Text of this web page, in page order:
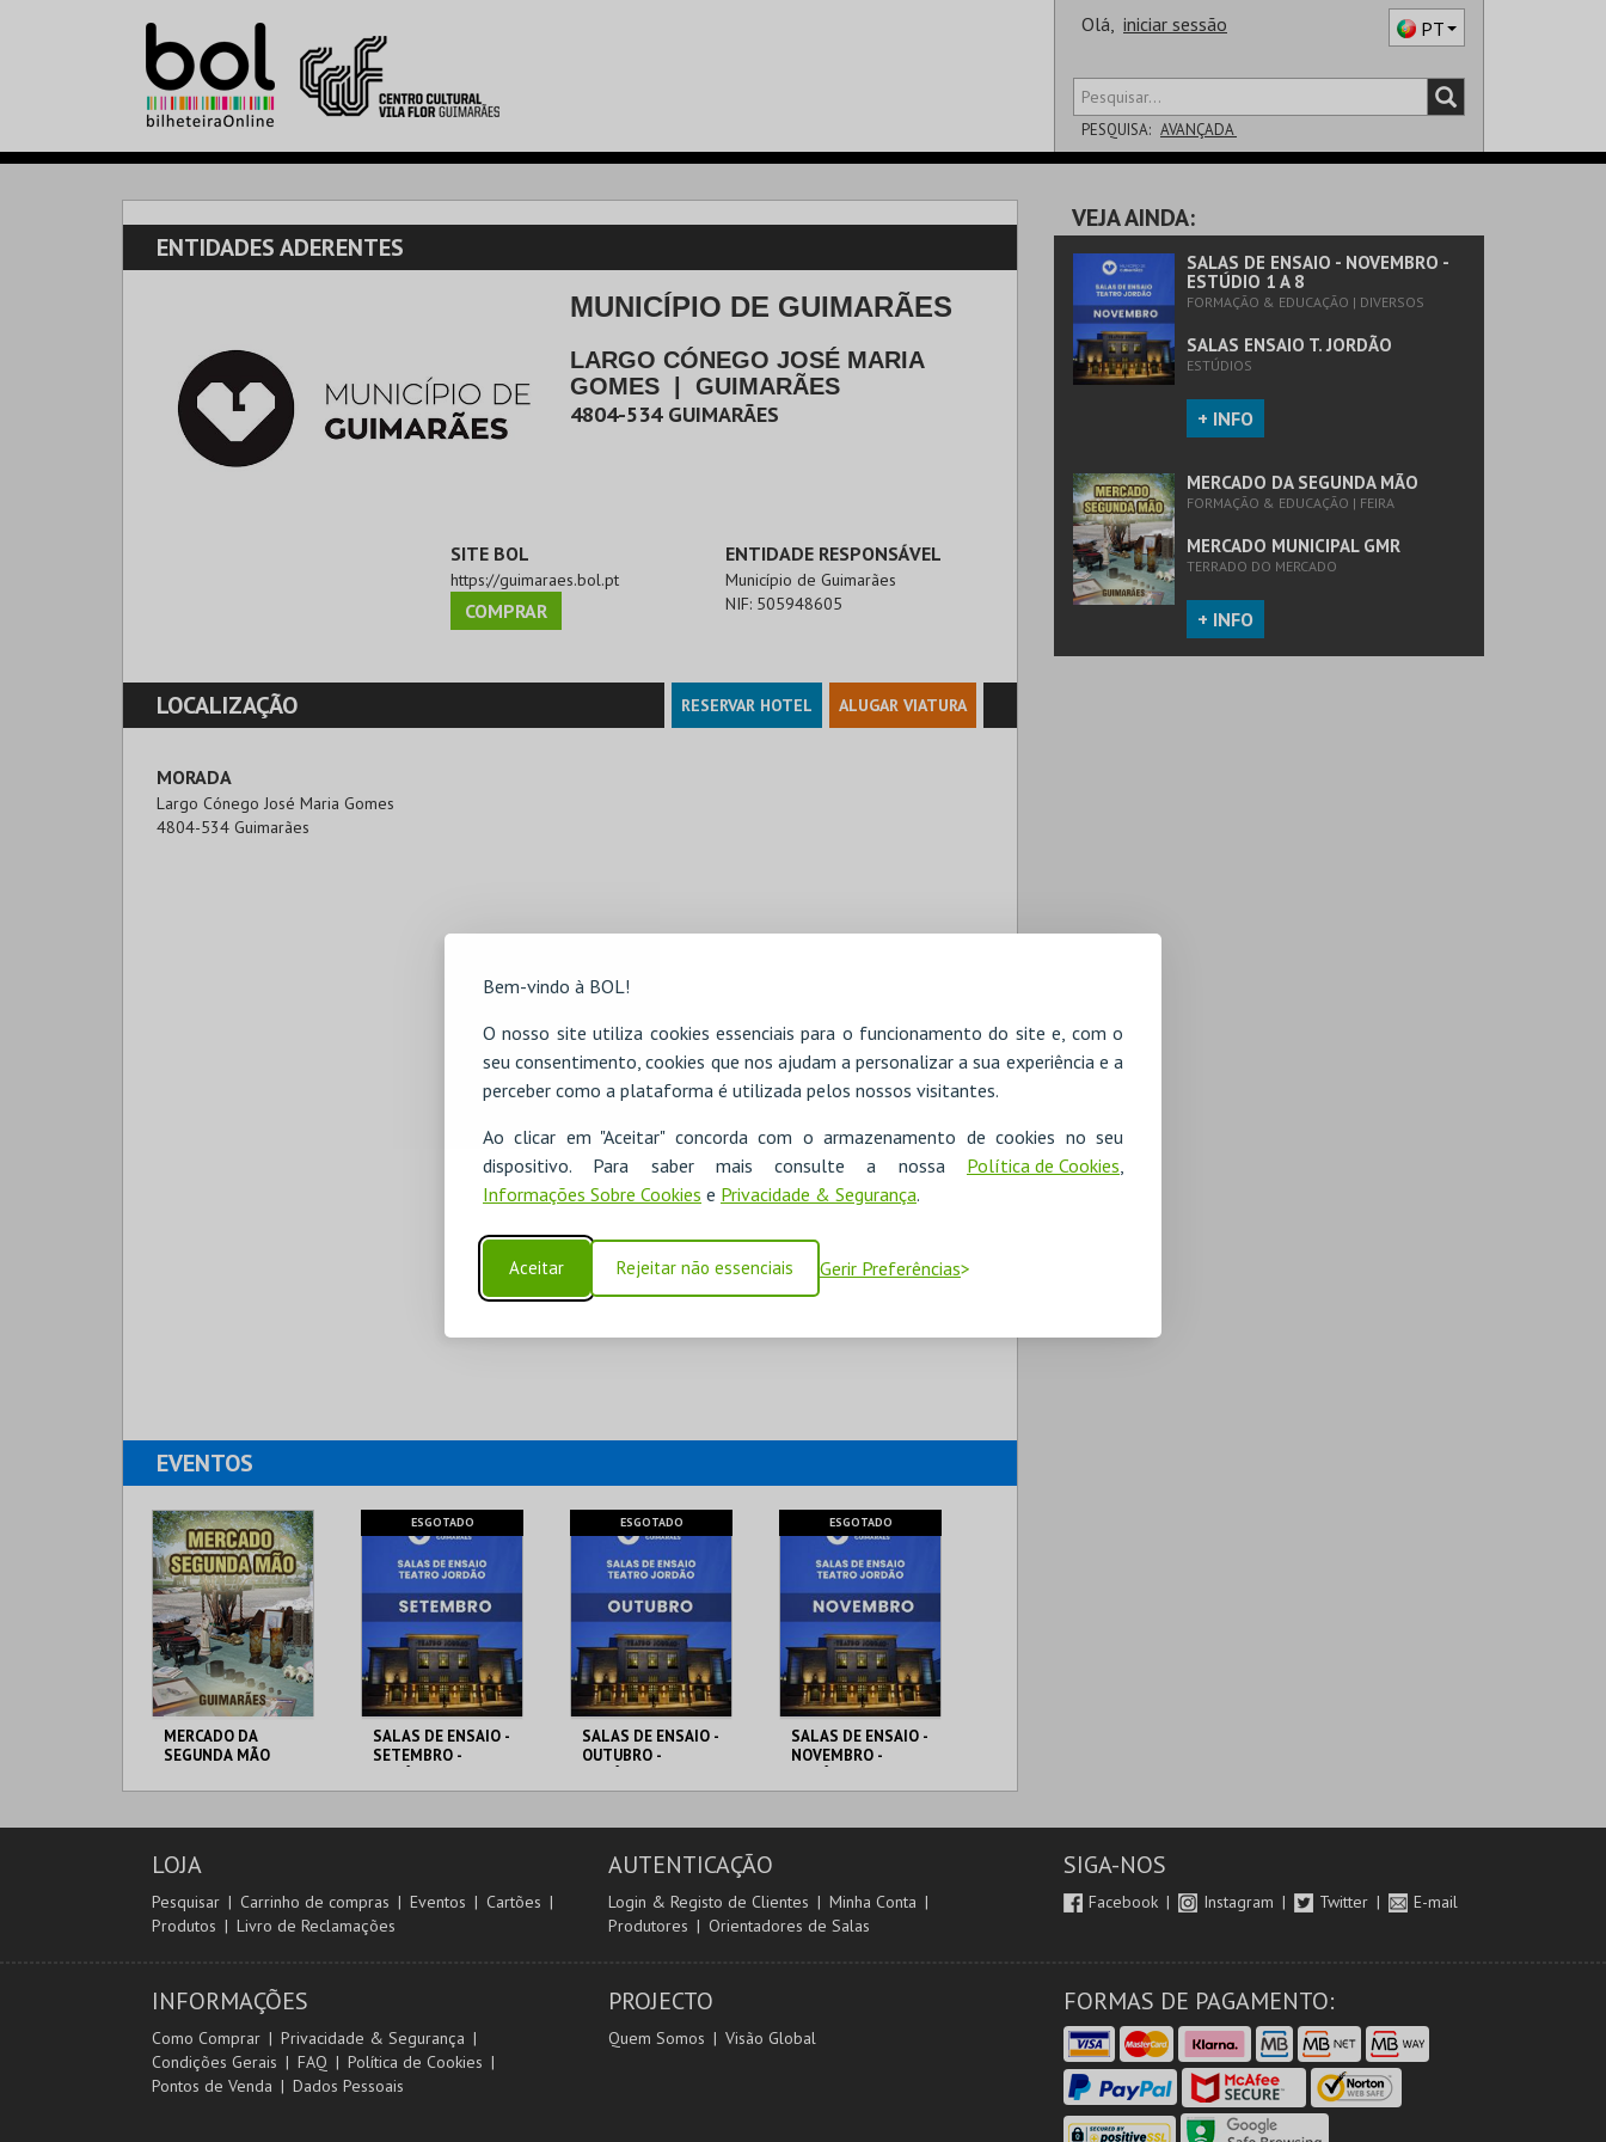
Bem-vindo à BOL!
O nosso site utiliza cookies essenciais para o funcionamento do site e, com o
seu consentimento, cookies que nos ajudam a personalizar a sua experiência e a
perceber como a plataforma é utilizada pelos nossos visitantes.
Ao clicar em "Aceitar" concorda com o armazenamento de cookies no seu
dispositivo. Para saber mais consulte a nossa Política de Cookies
Informações Sobre Cookies e Privacidade & Segurança.
Aceitar Rejeitar não essenciais Gerir Preferências
Olá, iniciar sessão PT
PESQUISA: AVANÇADA
SALA
ENTIDADES ADERENTES
MUNICÍPIO DE GUIMARÃES
LARGO CÓNEGO JOSÉ MARIA
GOMES
GUIMARÃES
4804-534 GUIMARÃES
SITE BOL
https://guimaraes.bol.pt
COMPRAR
ENTIDADE RESPONSÁVEL
Município de Guimarães
NIF: 505948605
LOCALIZAÇÃO RESERVAR HOTEL ALUGAR VIATURA
MORADA
Largo Cónego José Maria Gomes
4804-534 Guimarães
EVENTOS
MERCADO DA
SEGUNDA MÃO
MUNICIPAL GMR
INSCREVER
ESGOTADO
SALAS DE ENSAIO -
SETEMBRO -
JORDÃO
ESGOTADO
SALAS DE ENSAIO -
OUTUBRO -
JORDÃO
ESGOTADO
SALAS DE ENSAIO -
NOVEMBRO -
JORDÃO
VEJA AINDA:
SALAS DE ENSAIO - NOVEMBRO -
ESTÚDIO 1 A 8
FORMAÇÃO & EDUCAÇÃO | DIVERSOS
SALAS ENSAIO T. JORDÃO
ESTÚDIOS
+ INFO
MERCADO DA SEGUNDA MÃO
FORMAÇÃO & EDUCAÇÃO | FEIRA
MERCADO MUNICIPAL GMR
TERRADO DO MERCADO
+ INFO
LOJA
Pesquisar Carrinho de compras Eventos
Cartões
Produtos
Livro de Reclamações
AUTENTICAÇÃO
Login & Registo de Clientes
Minha Conta
Produtores
Orientadores de Salas
SIGA-NOS
Facebook Instagram Twitter E-mail
INFORMAÇÕES
Como Comprar
Privacidade & Segurança
Condições Gerais
FAQ
Política de Cookies
Pontos de Venda
Dados Pessoais
PROJECTO
Quem Somos Visão Global
FORMAS DE PAGAMENTO: